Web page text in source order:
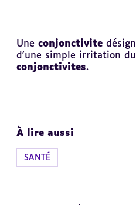
Une conjonctivite
d'une simple irritation
conjonctivites.
au
sommaire
À lire aussi
SANTÉ